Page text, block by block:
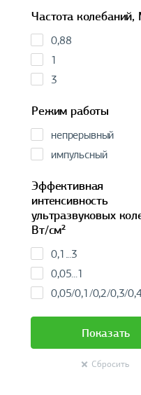
Частота колебаний,
0,88
1
3
Режим работы
непрерывный
импульсный
Эффективная
интенсивность
ультразвуковых
Вт/см²
0,1...3
0,05...1
0,05/0,1/0,2/0,3/
Показать
Сбросить